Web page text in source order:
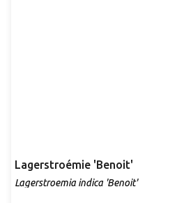
Lagerstroémie 'Benoit'
Lagerstroemia indica 'Benoit'